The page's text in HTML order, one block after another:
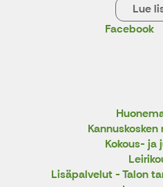
Lue
Facebook
Kokous- ja
Lisäpalvelut - Talon